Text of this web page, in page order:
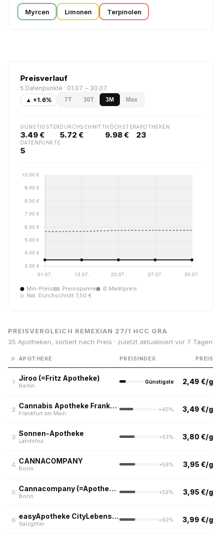
Myrcen Limonen Terpinolen
Preisverlauf
5 Datenpunkte · 01.07. – 30.07.
▲ +1.6%
7T 30T 3M Max
GÜNSTIGSTER
3.49 €
DURCHSCHNITT
5.72 €
HÖCHSTER
9.98 €
APOTHEKEN
23
DATENPUNKTE
5
Min-Preis Preisspanne
Ø Marktpreis
Nat. Durchschnitt 7,50 €
PREISVERGLEICH REMEXIAN 27/1 HCC GRA
35 Apotheken, sortiert nach Preis · zuletzt aktualisiert vor 7 Tagen
# APOTHEKE PREISINDEX PREIS
1 Jiroo (=Fritz Apotheke)
Berlin
Günstigste 2,49 €/g
2 Cannabis Apotheke Frankfurt
Frankfurt am Main
+40% 3,49 €/g
3 Sonnen-Apotheke
Landshut
+53% 3,80 €/g
4 CANNACOMPANY
Bonn
+59% 3,95 €/g
5 Cannacompany (=Apotheke zur alten Post)
Bonn
+59% 3,95 €/g
6 easyApotheke CityLebenstedt
Salzgitter
+60% 3,99 €/g